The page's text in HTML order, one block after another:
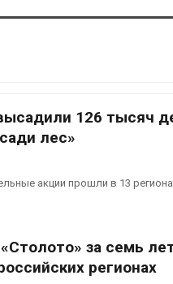
126 тысяч
лес»
акции прошли в 13
за семь
регионах
обнаружили почти
источников
осудили
о хищении